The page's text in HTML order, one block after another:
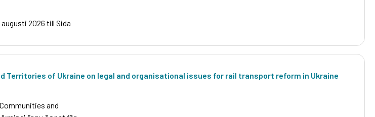
augusti 2026 till Sida
of Ukraine on legal and organisational issues for rail transport reform in Ukraine
and